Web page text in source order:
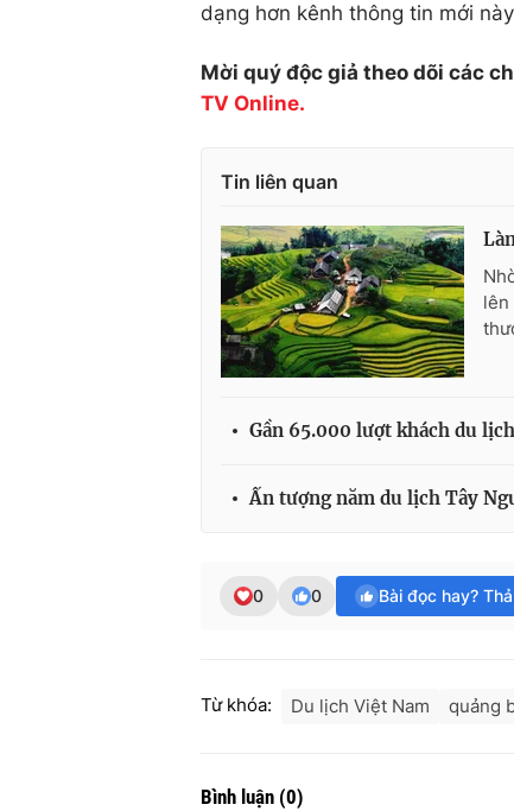
dạng hơn kênh thông tin mới
Mời quý độc giả theo dõi các
TV Online.
Tin liên quan
lên
Gần 65.000 lượt khách du
Ấn tượng năm du lịch Tây
0 0 Bài đọc hay?
Từ khóa: Du lịch Việt Nam quảng
Bình luận (0)